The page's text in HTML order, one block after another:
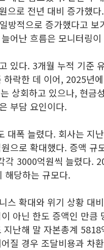
으로 전년 대비 증가했
방적으로 증가했다고
어난 흐름은 모니터링
있다. 3개월 누적 기준
락한 데 이어, 2025년
상회하고 있으나, 현금
부담 요인이다.
대폭 늘렸다. 회사는 지
으로 확대했다. 증액 규
각 3000억원씩 늘렸다.
당하는 규모다.
스 확대와 위기 상황 대
아닌 한도 증액인 만큼
난해 말 자본총계
질 경우 조달비용과 차